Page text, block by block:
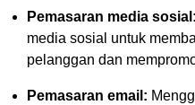
Pemasaran media sosial:
media sosial untuk
pelanggan dan
Pemasaran email: